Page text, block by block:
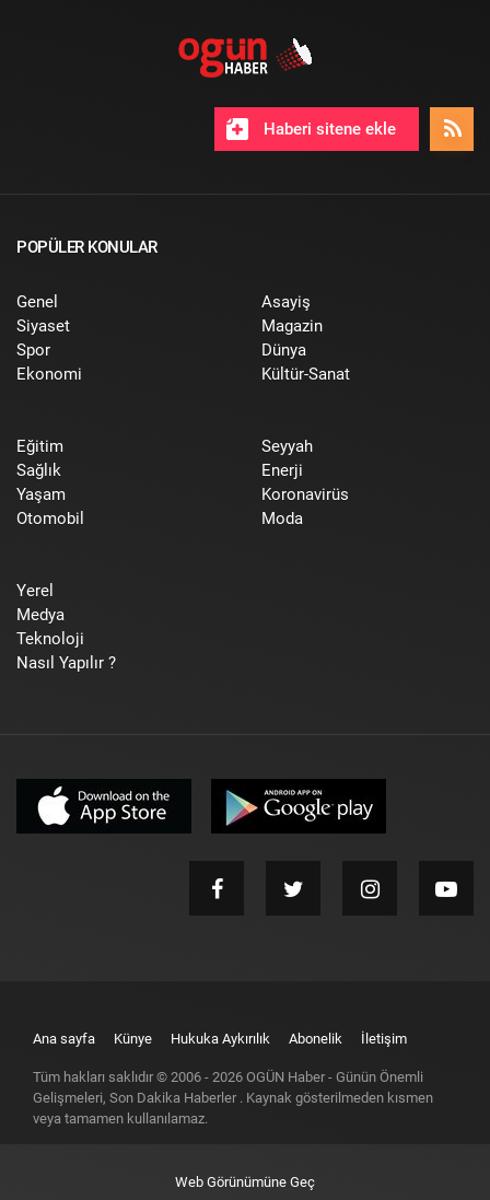
Haberi sitene ekle
POPÜLER KONULAR
Genel
Siyaset
Spor
Ekonomi
Asayiş
Magazin
Dünya
Kültür-Sanat
Eğitim
Sağlık
Yaşam
Otomobil
Seyyah
Enerji
Koronavirüs
Moda
Yerel
Medya
Teknoloji
Nasıl Yapılır ?
Ana sayfa Künye Hukuka Aykırılık Abonelik İletişim
Tüm hakları saklıdır © 2006 - 2026 OGÜN Haber - Günün Önemli
Gelişmeleri, Son Dakika Haberler . Kaynak gösterilmeden kısmen
veya tamamen kullanılamaz.
Web Görünümüne Geç